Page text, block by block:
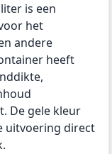
is een
het
andere
heeft
De gele kleur
uitvoering direct